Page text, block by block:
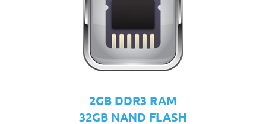
2GB DDR3 RAM
32GB NAND FLASH